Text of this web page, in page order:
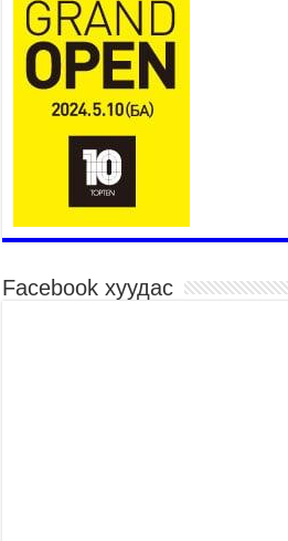
ЭДИЙН ЗАСГИЙН ХАМТЫН
ӨРГӨЖҮҮЛНЭ
2026 оны 7 сар 21 / 16 цаг 34 минут
26,992 суралцагч хотхоны бага
суралцагч төрөлжсөн ахлах сургуульд
2026 оны 7 сар 21 / 13 цаг 43 минут
COP17 хурлын үеэрх замын хөдөлгөөн,
тээврийн зохицуулалт, сургууль,
худалдааны төвийн ажиллах хуваарийг
иргэдэд мэдээлэхийг үүрэг болголоо
Гэр бүлийн хэрэг шүүхэд хянан
Facebook хуудас